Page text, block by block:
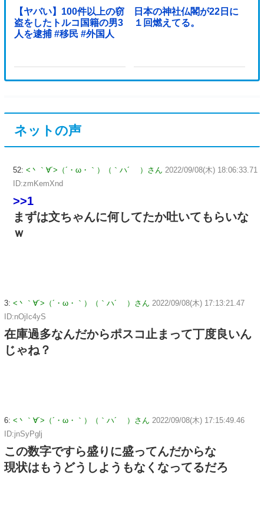
【ヤバい】100件以上の窃
盗をしたトルコ国籍の男3
人を逮捕 #移民 #外国人
日本の神社仏閣が22日に
１回燃えてる。
ネットの声
52: <丶｀∀´>（´・ω・｀）（｀ハ´ ）さん 2022/09/08(木) 18:06:33.71
ID:zmKemXnd
>>1
まずは文ちゃんに何してたか吐いてもらいな
ｗ
3: <丶｀∀´>（´・ω・｀）（｀ハ´ ）さん 2022/09/08(木) 17:13:21.47
ID:nOjIc4yS
在庫過多なんだからポスコ止まって丁度良いん
じゃね？
6: <丶｀∀´>（´・ω・｀）（｀ハ´ ）さん 2022/09/08(木) 17:15:49.46
ID:jnSyPglj
この数字ですら盛りに盛ってんだからな
現状はもうどうしようもなくなってるだろ